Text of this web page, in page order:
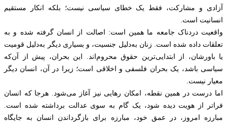
آزادی و مشارکت، فقط یک خطای سیاسی نیست؛ بلکه انکار مستقیم
انسانیت است.
واقعیت دردناک جامعه ما همین است: اصالت از انسان گرفته شده و به
تعلقات داده شده است. زنان به‌دلیل جنسیت، و بسیاری دیگر به‌دلیل قومیت
یا باورشان، از ابتدایی‌ترین حقوق محروم‌اند. این بحران، پیش از آن‌که
سیاسی باشد، یک بحران فلسفی و اخلاقی است؛ زیرا در آن، انسان دیگر
معیار نیست.
اما درست در همین نقطه، امکان رهایی نیز آغاز می‌شود. هرجا که انسان
فراتر از هویت دیده شود، یک گام به سوی عدالت برداشته شده است.
مبارزه امروز، در عمق خود، مبارزه برای بازگرداندن انسان به جایگاه